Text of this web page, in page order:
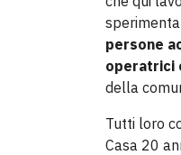
persone
operatrici
della
Tutti loro
Casa 20